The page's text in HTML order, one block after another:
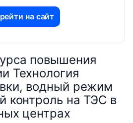
на сайт
повышения
Технология
водный режим
контроль на ТЭС в
центрах